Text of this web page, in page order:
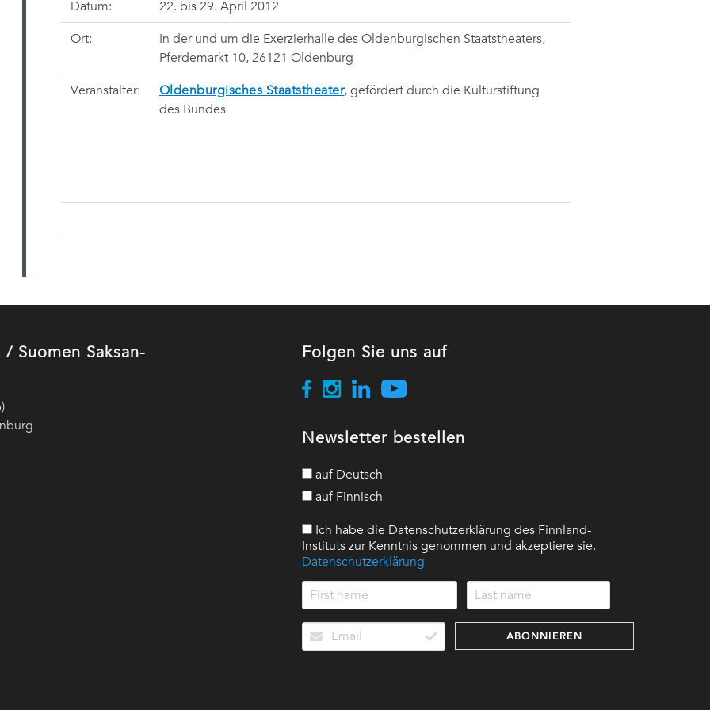
Datum: 22. bis 29. April 2012
Ort:
In der und um die Exerzierhalle des Oldenburgischen Staatstheaters,
Pferdemarkt 10, 26121 Oldenburg
Veranstalter: Oldenburgisches Staatstheater, gefördert durch die Kulturstiftung
des Bundes
Suomen Saksan-
Folgen Sie uns auf
Newsletter bestellen
auf Deutsch
auf Finnisch
Ich habe die Datenschutzerklärung des Finnland-
Instituts zur Kenntnis genommen und akzeptiere sie.
Datenschutzerklärung
ABONNIEREN